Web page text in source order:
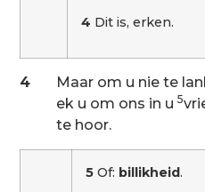
4 Dit is, erken.
4
Maar om u nie te
ek u om ons in u 5
te hoor.
5 Of: billikheid.